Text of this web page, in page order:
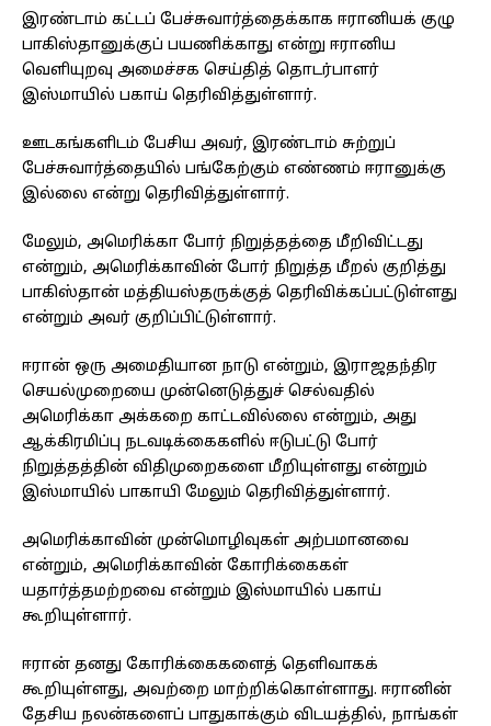
இரண்டாம் கட்டப் பேச்சுவார்த்தைக்காக ஈரானியக் குழு
பாகிஸ்தானுக்குப் பயணிக்காது என்று ஈரானிய
வெளியுறவு அமைச்சக செய்தித் தொடர்பாளர்
இஸ்மாயில் பகாய் தெரிவித்துள்ளார்.
ஊடகங்களிடம் பேசிய அவர், இரண்டாம் சுற்றுப்
பேச்சுவார்த்தையில் பங்கேற்கும் எண்ணம் ஈரானுக்கு
இல்லை என்று தெரிவித்துள்ளார்.
மேலும், அமெரிக்கா போர் நிறுத்தத்தை மீறிவிட்டது
என்றும், அமெரிக்காவின் போர் நிறுத்த மீறல் குறித்து
பாகிஸ்தான் மத்தியஸ்தருக்குத் தெரிவிக்கப்பட்டுள்ளது
என்றும் அவர் குறிப்பிட்டுள்ளார்.
ஈரான் ஒரு அமைதியான நாடு என்றும், இராஜதந்திர
செயல்முறையை முன்னெடுத்துச் செல்வதில்
அமெரிக்கா அக்கறை காட்டவில்லை என்றும், அது
ஆக்கிரமிப்பு நடவடிக்கைகளில் ஈடுபட்டு போர்
நிறுத்தத்தின் விதிமுறைகளை மீறியுள்ளது என்றும்
இஸ்மாயில் பாகாயி மேலும் தெரிவித்துள்ளார்.
அமெரிக்காவின் முன்மொழிவுகள் அற்பமானவை
என்றும், அமெரிக்காவின் கோரிக்கைகள்
யதார்த்தமற்றவை என்றும் இஸ்மாயில் பகாய்
கூறியுள்ளார்.
ஈரான் தனது கோரிக்கைகளைத் தெளிவாகக்
கூறியுள்ளது, அவற்றை மாற்றிக்கொள்ளாது. ஈரானின்
தேசிய நலன்களைப் பாதுகாக்கும் விடயத்தில், நாங்கள்